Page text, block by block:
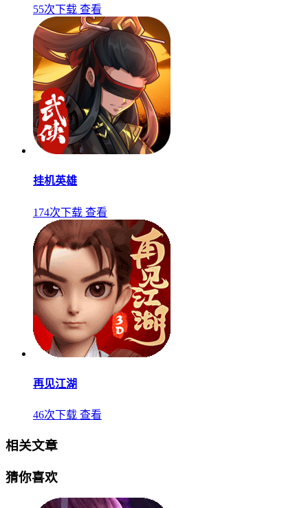
55次下载 查看
挂机英雄
174次下载 查看
再见江湖
46次下载 查看
相关文章
猜你喜欢